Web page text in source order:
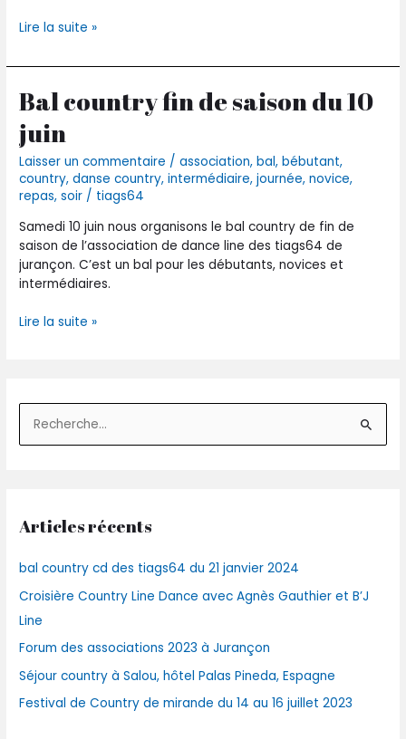
Lire la suite »
Bal country fin de saison du 10
juin
Laisser un commentaire /association,bal,bébutant,
country,danse country,intermédiaire,journée,novice,
repas,soir / tiags64
Samedi 10 juin nous organisons le bal country de fin de
saison de l’association de dance line des tiags64 de
jurançon. C’est un bal pour les débutants, novices et
intermédiaires.
Bal
country
fin
de
saison
du
juin
Lire la suite »
e
e
c
h
e
r
:
Articles récents
bal country cd des tiags64 du 21 janvier 2024
Croisière Country Line Dance avec Agnès Gauthier et B’J
Line
Forum des associations 2023 à Jurançon
Séjour country à Salou, hôtel Palas Pineda, Espagne
Festival de Country de mirande du 14 au 16 juillet 2023